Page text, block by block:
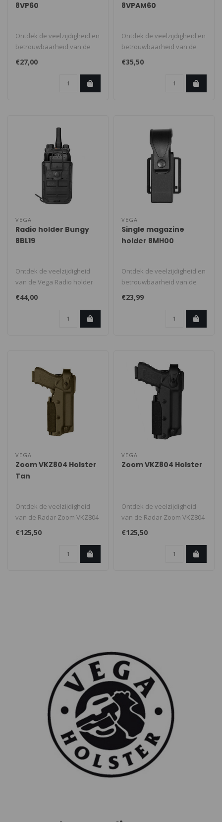
8VP60
Ontdek de veelzijdigheid en
betrouwbaarheid van de
Rotating baton holder
8VP60, ..
€27,00
8VPAM60
Ontdek de veelzijdigheid en
betrouwbaarheid van de
Rotating baton holder
8VPAM60..
€35,50
VEGA
Radio holder Bungy
8BL19
Ontdek de veelzijdigheid
van de Vega Radio holder
Bungy 8BL19, de ideale
oplossi..
€44,00
VEGA
Single magazine
holder 8MH00
Ontdek de veelzijdigheid en
betrouwbaarheid van de
Vega Single magazine
holder, ..
€23,99
VEGA
Zoom VKZ804 Holster
Tan
Ontdek de veelzijdigheid
van de Radar Zoom VKZ804
holster, speciaal ontworpen
€125,50
VEGA
Zoom VKZ804 Holster
Ontdek de veelzijdigheid
van de Radar Zoom VKZ804
holster, speciaal ontworpen
€125,50